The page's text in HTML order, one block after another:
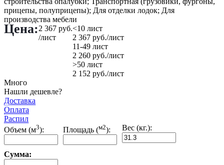
прицепы, полуприцепы); Для отделки лодок; Для
производства мебели
Цена:2 367 руб.
/лист
<10 лист
2 367 руб./лист
11-49 лист
2 260 руб./лист
>50 лист
2 152 руб./лист
Много
Нашли дешевле?
Доставка
Оплата
Распил
Объем (м3): Площадь (м2): Вес (кг.):
Сумма: